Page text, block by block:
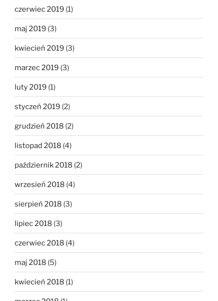
czerwiec 2019 (1)
maj 2019 (3)
kwiecień 2019 (3)
marzec 2019 (3)
luty 2019 (1)
styczeń 2019 (2)
grudzień 2018 (2)
listopad 2018 (4)
październik 2018 (2)
wrzesień 2018 (4)
sierpień 2018 (3)
lipiec 2018 (3)
czerwiec 2018 (4)
maj 2018 (5)
kwiecień 2018 (1)